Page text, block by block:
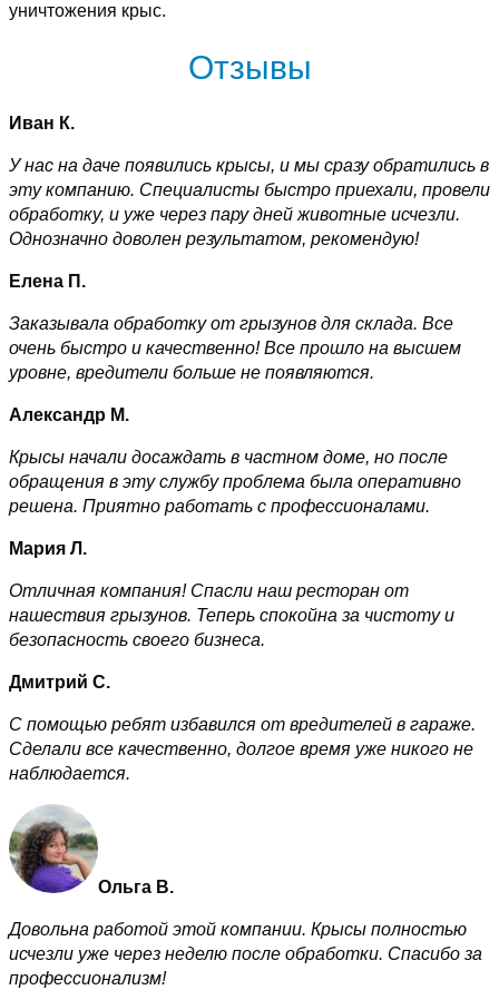
уничтожения крыс.
Отзывы
Иван К.
У нас на даче появились крысы, и мы сразу обратились в
эту компанию. Специалисты быстро приехали, провели
обработку, и уже через пару дней животные исчезли.
Однозначно доволен результатом, рекомендую!
Елена П.
Заказывала обработку от грызунов для склада. Все
очень быстро и качественно! Все прошло на высшем
уровне, вредители больше не появляются.
Александр М.
Крысы начали досаждать в частном доме, но после
обращения в эту службу проблема была оперативно
решена. Приятно работать с профессионалами.
Мария Л.
Отличная компания! Спасли наш ресторан от
нашествия грызунов. Теперь спокойна за чистоту и
безопасность своего бизнеса.
Дмитрий С.
С помощью ребят избавился от вредителей в гараже.
Сделали все качественно, долгое время уже никого не
наблюдается.
Ольга В.
Довольна работой этой компании. Крысы полностью
исчезли уже через неделю после обработки. Спасибо за
профессионализм!